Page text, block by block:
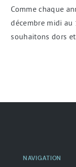
Comme chaque
décembre midi
souhaitons dors
Navigation
NAVIGATION